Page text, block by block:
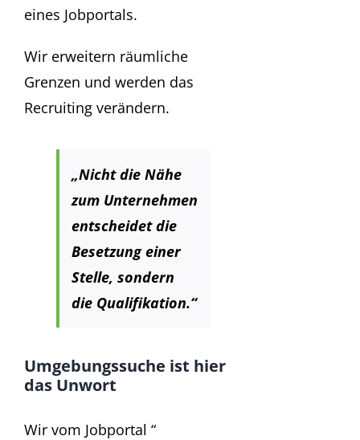
eines Jobportals.
Wir erweitern räumliche
Grenzen und werden das
Recruiting verändern.
„Nicht die Nähe
zum Unternehmen
entscheidet die
Besetzung einer
Stelle, sondern
die Qualifikation.“
Umgebungssuche ist hier
das Unwort
Wir vom Jobportal “